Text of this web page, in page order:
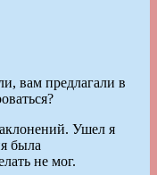
вам предлагали в
Ушел я
была
не мог.